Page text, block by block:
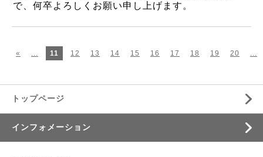
で、何卒よろしくお願い申し上げます。
« ... 11 12 13 14 15 16 17 18 19 20 ...
トップページ
インフォメーション